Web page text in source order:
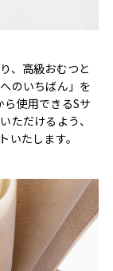
、高級おむつと
のいちばん」を
使用できるSサ
ただけるよう、
たします。